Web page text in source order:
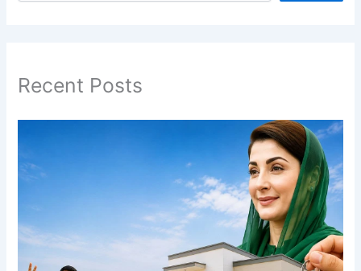
Recent Posts